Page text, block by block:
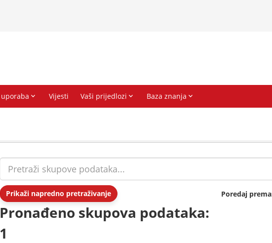
Prikaži napredno pretraživanje Poredaj prema
Pronađeno skupova podataka:
1